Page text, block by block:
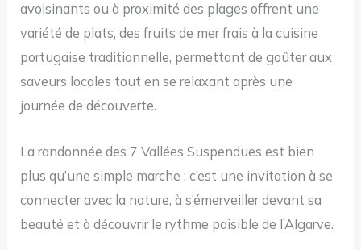
avoisinants ou à proximité des plages offrent une
variété de plats, des fruits de mer frais à la cuisine
portugaise traditionnelle, permettant de goûter aux
saveurs locales tout en se relaxant après une
journée de découverte.
La randonnée des 7 Vallées Suspendues est bien
plus qu’une simple marche ; c’est une invitation à se
connecter avec la nature, à s’émerveiller devant sa
beauté et à découvrir le rythme paisible de l’Algarve.